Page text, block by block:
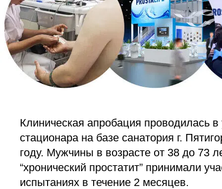
Клиническая апробация проводилась в
стационара на базе санатория г.
году. Мужчины в возрасте от 38 до 73
“хронический простатит” принимали
испытаниях в течение 2 месяцев.